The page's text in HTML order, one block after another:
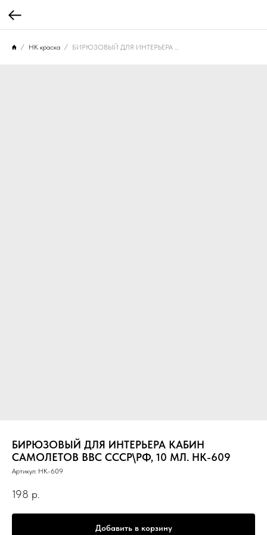
НК краска БИРЮЗОВЫЙ ДЛЯ ИНТЕРЬЕРА КАБИН САМОЛЕТОВ ВВС СССР\РФ, 10 МЛ. НК-609
БИРЮЗОВЫЙ ДЛЯ ИНТЕРЬЕРА КАБИН
САМОЛЕТОВ ВВС СССР\РФ, 10 МЛ. НК-609
Артикул: НК-609
198 р.
Добавить в корзину